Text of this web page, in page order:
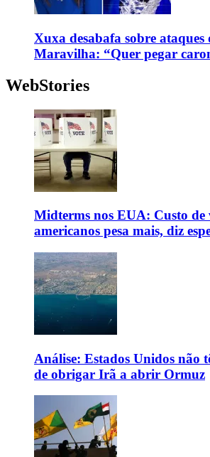
Xuxa desabafa sobre ataques
Maravilha: “Quer pegar
WebStories
Midterms nos EUA: Custo
americanos pesa mais, diz
Análise: Estados Unidos não
de obrigar Irã a abrir Ormuz